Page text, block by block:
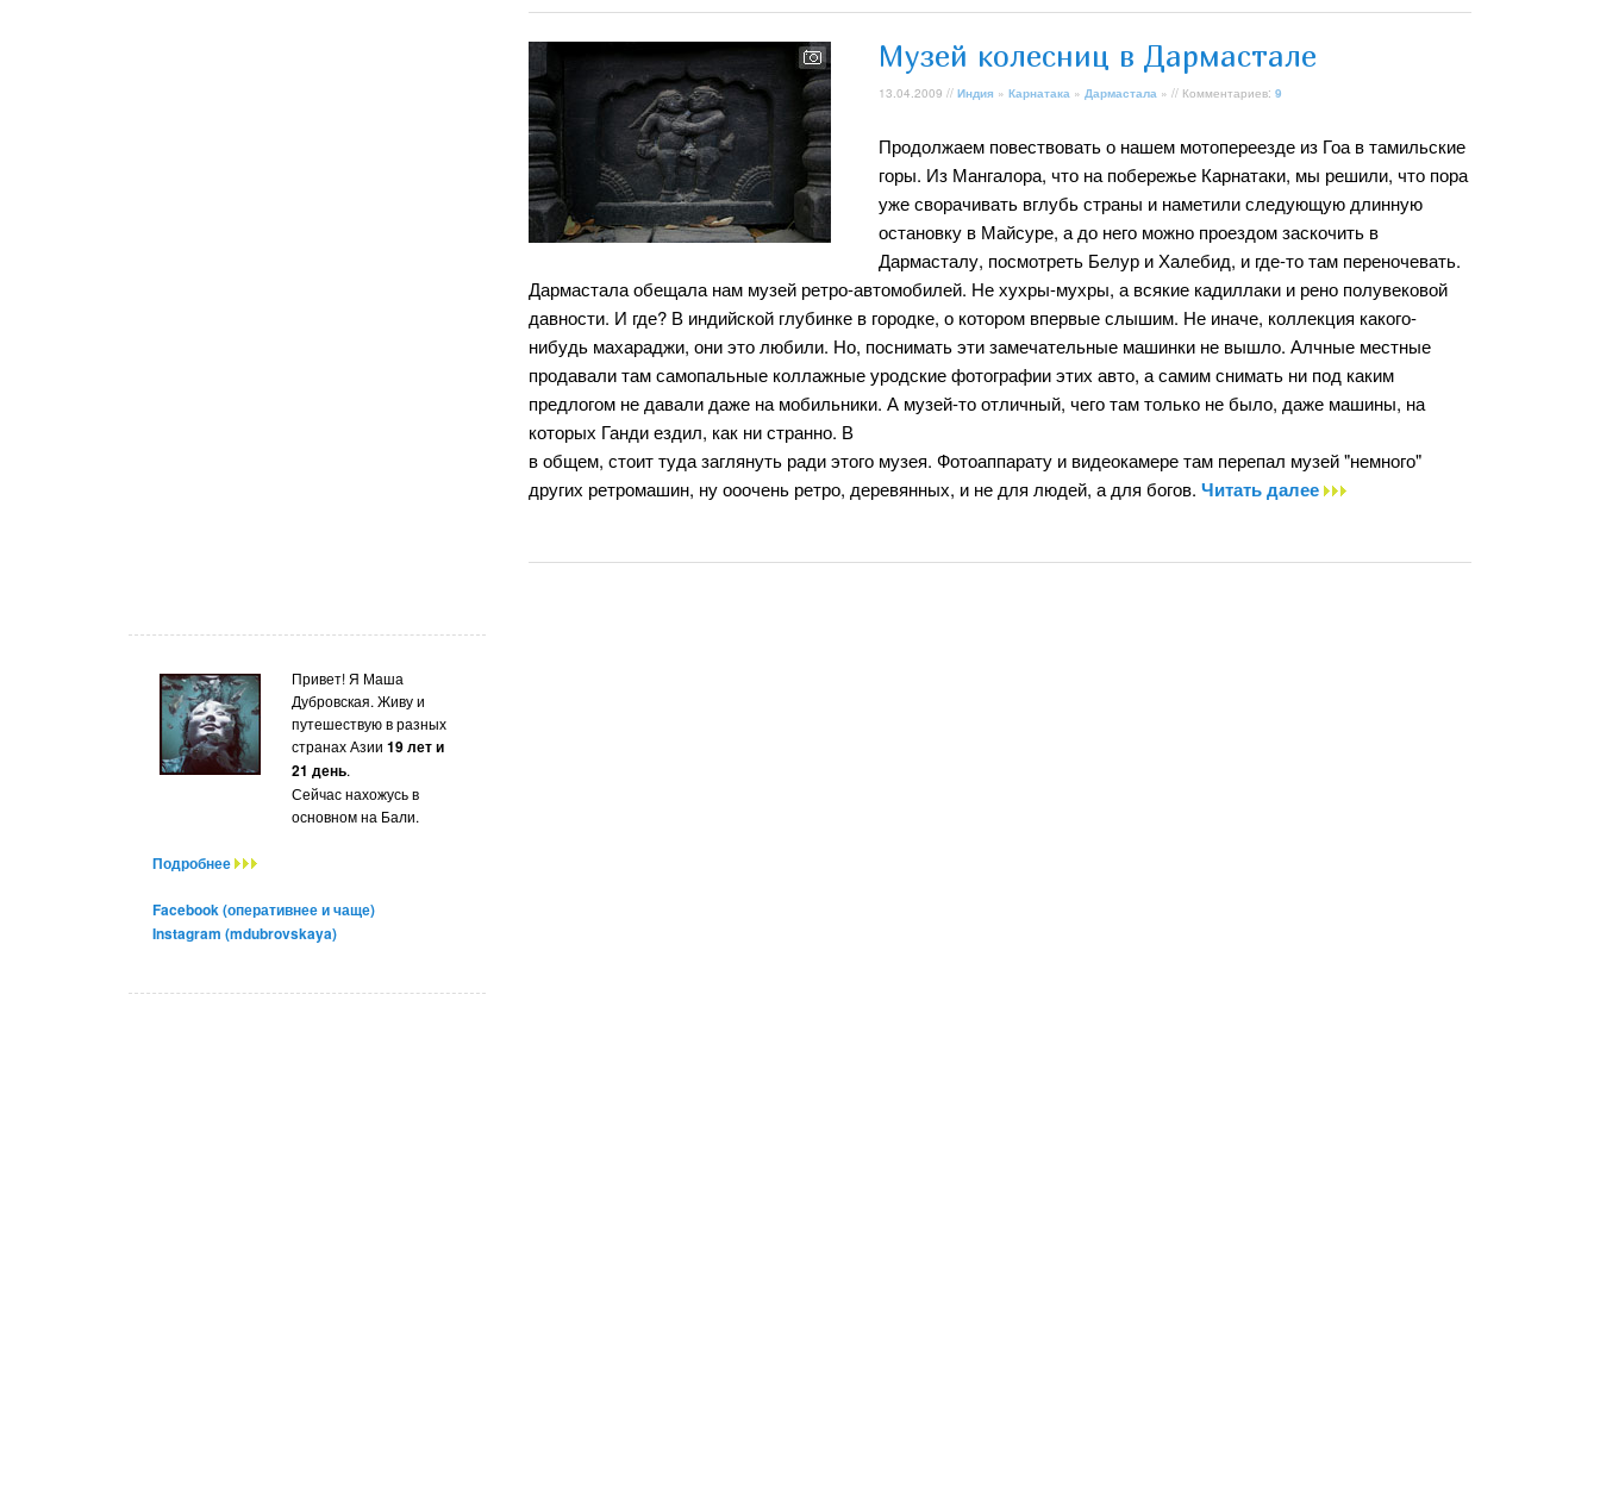
Музей колесниц в Дармастале
13.04.2009 // Индия » Карнатака » Дармастала » // Комментариев: 9
Продолжаем повествовать о нашем мотопереезде из Гоа в тамильские
горы. Из Мангалора, что на побережье Карнатаки, мы решили, что пора
уже сворачивать вглубь страны и наметили следующую длинную
остановку в Майсуре, а до него можно проездом заскочить в
Дармасталу, посмотреть Белур и Халебид, и где-то там переночевать.
Дармастала обещала нам музей ретро-автомобилей. Не хухры-мухры, а всякие кадиллаки и рено полувековой
давности. И где? В индийской глубинке в городке, о котором впервые слышим. Не иначе, коллекция какого-
нибудь махараджи, они это любили. Но, поснимать эти замечательные машинки не вышло. Алчные местные
продавали там самопальные коллажные уродские фотографии этих авто, а самим снимать ни под каким
предлогом не давали даже на мобильники. А музей-то отличный, чего там только не было, даже машины, на
которых Ганди ездил, как ни странно. В
в общем, стоит туда заглянуть ради этого музея. Фотоаппарату и видеокамере там перепал музей "немного"
других ретромашин, ну ооочень ретро, деревянных, и не для людей, а для богов. Читать далее
Привет! Я Маша
Дубровская. Живу и
путешествую в разных
странах Азии 19 лет и
21 день.
Сейчас нахожусь в
основном на Бали.
Подробнее
Facebook (оперативнее и чаще)
Instagram (mdubrovskaya)